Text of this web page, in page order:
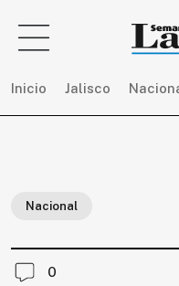
Inicio Jalisco
únete
Nacional
0